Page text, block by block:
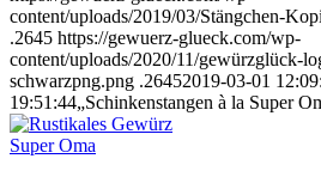
content/uploads/2019/03/Stängchen-
.2645 https://gewuerz-glueck.com/wp-
content/uploads/2020/11/gewürzglück-
schwarzpng.png .26452019-03-01
19:51:44„Schinkenstangen à la Super
Super Oma